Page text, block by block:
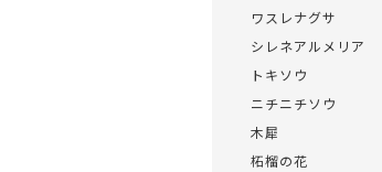
ワスレナグサ
シレネアルメリア
トキソウ
ニチニチソウ
木犀
柘榴の花